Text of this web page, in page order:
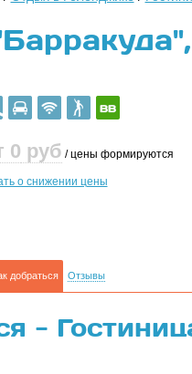
0 руб / цены формируются
о снижении цены
добраться Отзывы
-